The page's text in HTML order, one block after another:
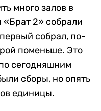
много залов в
«Брат 2» собрали
собрал, по-
поменьше. Это
сегодняшним
сборы, но опять
единицы.